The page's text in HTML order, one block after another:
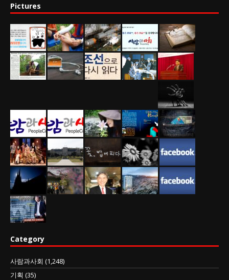
Pictures
Category
사람과사회 (1,248)
기획 (35)